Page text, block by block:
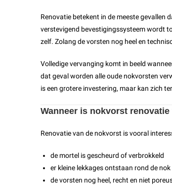
Renovatie betekent in de meeste gevallen
verstevigend bevestigingssysteem wordt
zelf. Zolang de vorsten nog heel en
Volledige vervanging komt in beeld
dat geval worden alle oude nokvorsten
is een grotere investering, maar kan zich
Wanneer is nokvorst
Renovatie van de nokvorst is vooral
de mortel is gescheurd of verbrokkeld
er kleine lekkages ontstaan rond de nok
de vorsten nog heel, recht en niet